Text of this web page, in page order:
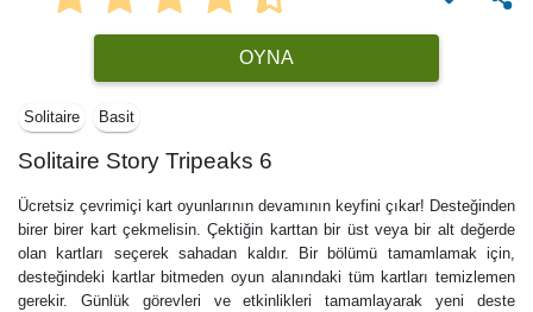
OYNA
Solitaire Basit
Solitaire Story Tripeaks 6
Ücretsiz çevrimiçi kart oyunlarının devamının keyfini çıkar! Desteğinden
birer birer kart çekmelisin. Çektiğin karttan bir üst veya bir alt değerde
olan kartları seçerek sahadan kaldır. Bir bölümü tamamlamak için,
desteğindeki kartlar bitmeden oyun alanındaki tüm kartları temizlemen
gerekir. Günlük görevleri ve etkinlikleri tamamlayarak yeni deste